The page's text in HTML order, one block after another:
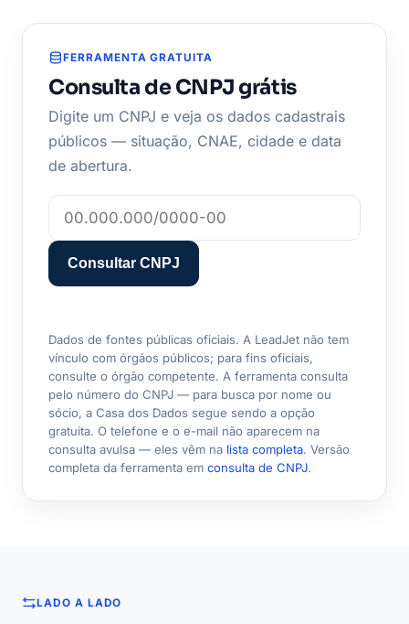
FERRAMENTA GRATUITA
Consulta de CNPJ grátis
Digite um CNPJ e veja os dados cadastrais
públicos — situação, CNAE, cidade e data
de abertura.
Consultar CNPJ
Dados de fontes públicas oficiais. A LeadJet não tem
vínculo com órgãos públicos; para fins oficiais,
consulte o órgão competente. A ferramenta consulta
pelo número do CNPJ — para busca por nome ou
sócio, a Casa dos Dados segue sendo a opção
gratuita. O telefone e o e-mail não aparecem na
consulta avulsa — eles vêm na lista completa. Versão
completa da ferramenta em consulta de CNPJ.
LADO A LADO